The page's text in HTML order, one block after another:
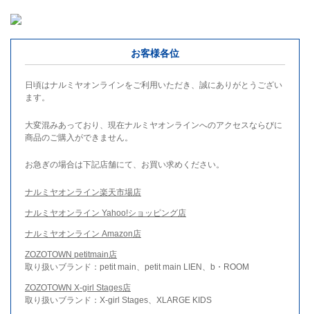
お客様各位
日頃はナルミヤオンラインをご利用いただき、誠にありがとうござい
ます。
大変混みあっており、現在ナルミヤオンラインへのアクセスならびに
商品のご購入ができません。
お急ぎの場合は下記店舗にて、お買い求めください。
ナルミヤオンライン楽天市場店
ナルミヤオンライン Yahoo!ショッピング店
ナルミヤオンライン Amazon店
ZOZOTOWN petitmain店
取り扱いブランド：petit main、petit main LIEN、b・ROOM
ZOZOTOWN X-girl Stages店
取り扱いブランド：X-girl Stages、XLARGE KIDS